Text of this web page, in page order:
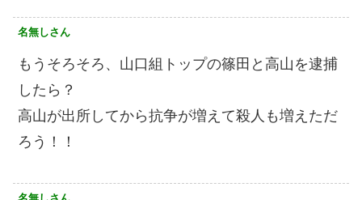
名無しさん
もうそろそろ、山口組トップの篠田と高山を逮捕
したら？
高山が出所してから抗争が増えて殺人も増えただ
ろう！！